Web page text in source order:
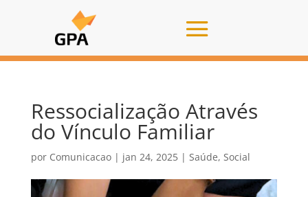
Ressocialização Através
do Vínculo Familiar
por Comunicacao| jan 24, 2025| Saúde, Social